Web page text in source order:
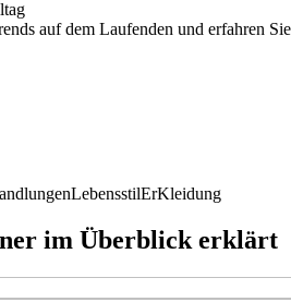
auf dem Laufenden und erfahren
LebensstilErKleidung
im Überblick erklärt